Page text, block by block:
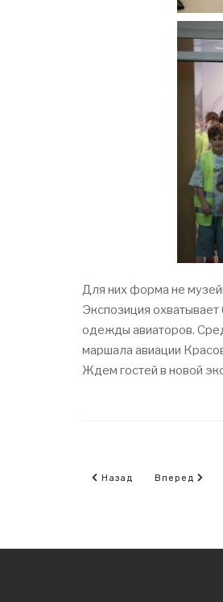
Для них форма не
Экспозиция
одежды авиаторов.
маршала авиации
Ждем гостей в новой
Предыдущий: В
Назад Следующий:
Вперед